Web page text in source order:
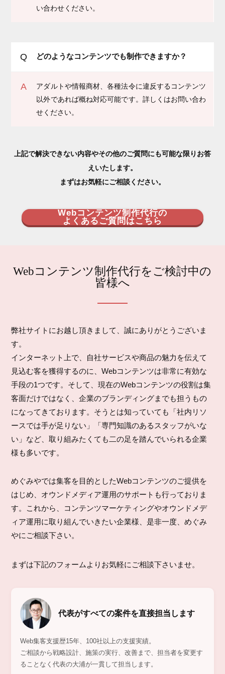
い合わせください。
Q どのようなコンテンツでも制作できますか？
A
アダルトや情報商材、各種法令に違反するコンテンツ
以外であれば概ね対応可能です。詳しくはお問い合わ
せください。
上記で解決できない内容やその他のご質問にも可能な限りお答
えいたします。
まずはお気軽にご相談ください。
Webコンテンツ制作代行の
よくあるご質問はこちら
Webコンテンツ制作代行をご検討中の
皆様へ
弊社サイトにお越し頂きまして、誠にありがとうございま
す。
インターネット上で、自社サービスや商品の魅力を伝えて
見込む客を獲得するのに、Webコンテンツは非常に有効な
手段の1つです。そして、現在のWebコンテンツの役割は集
客面だけではなく、企業のブランディングまでも担うもの
になってきております。そうとは知っていても「社内リソ
ースでは手が足りない」「専門知識のあるスタッフがいな
い」など、取り組みたくても二の足を踏んでいられる企業
様も多いです。
めぐみやでは集客を目的としたWebコンテンツのご提供を
はじめ、オウンドメディア運用のサポートも行っておりま
す。これから、コンテンツマーケティングやオウンドメデ
ィア運用に取り組んでいきたい企業様、是非一度、めぐみ
やにご相談下さい。
まずは下記のフォームよりお気軽にご相談下さいませ。
代表がすべての案件を直接担当します
Web集客支援歴15年、100社以上の支援実績。
ご相談から戦略設計、施策の実行、改善まで、担当者を変更す
ることなく代表の大浦が一貫して担当します。